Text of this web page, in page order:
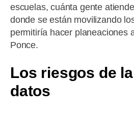
escuelas, cuánta gente
donde se están movilizando
permitiría hacer planeaciones
Ponce.
Los riesgos de
datos